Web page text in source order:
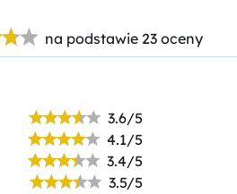
na podstawie 23 oceny
3.6/5
4.1/5
3.4/5
3.5/5